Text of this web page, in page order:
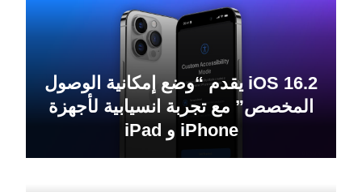
iOS 16.2 يقدم “وضع إمكانية الوصول
المخصص” مع تجربة انسيابية لأجهزة
iPhone و iPad